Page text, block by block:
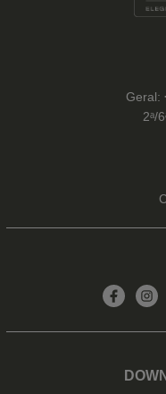
Geral:
2ᵃ/